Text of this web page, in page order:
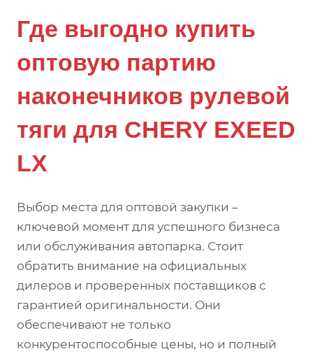
Где выгодно купить
оптовую партию
наконечников рулевой
тяги для CHERY EXEED
LX
Выбор места для оптовой закупки –
ключевой момент для успешного бизнеса
или обслуживания автопарка. Стоит
обратить внимание на официальных
дилеров и проверенных поставщиков с
гарантией оригинальности. Они
обеспечивают не только
конкурентоспособные цены, но и полный